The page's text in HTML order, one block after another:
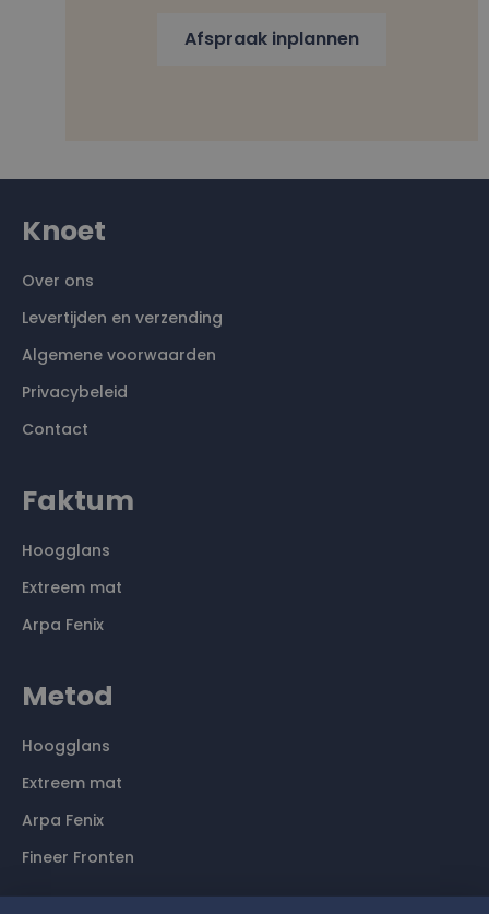
Afspraak inplannen
Knoet
Over ons
Levertijden en verzending
Algemene voorwaarden
Privacybeleid
Contact
Faktum
Hoogglans
Extreem mat
Arpa Fenix
Metod
Hoogglans
Extreem mat
Arpa Fenix
Fineer Fronten